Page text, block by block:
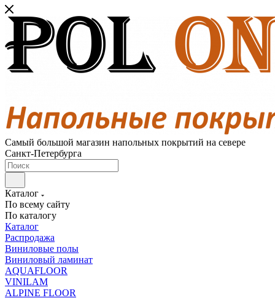
Самый большой магазин напольных покрытий на севере
Санкт-Петербурга
Каталог
По всему сайту
По каталогу
Каталог
Распродажа
Виниловые полы
Виниловый ламинат
AQUAFLOOR
VINILAM
ALPINE FLOOR